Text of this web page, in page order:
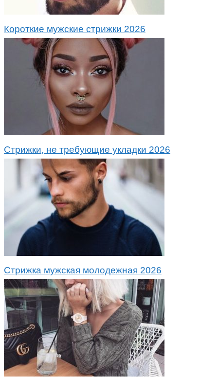
Короткие мужские стрижки 2026
Стрижки, не требующие укладки 2026
Стрижка мужская молодежная 2026